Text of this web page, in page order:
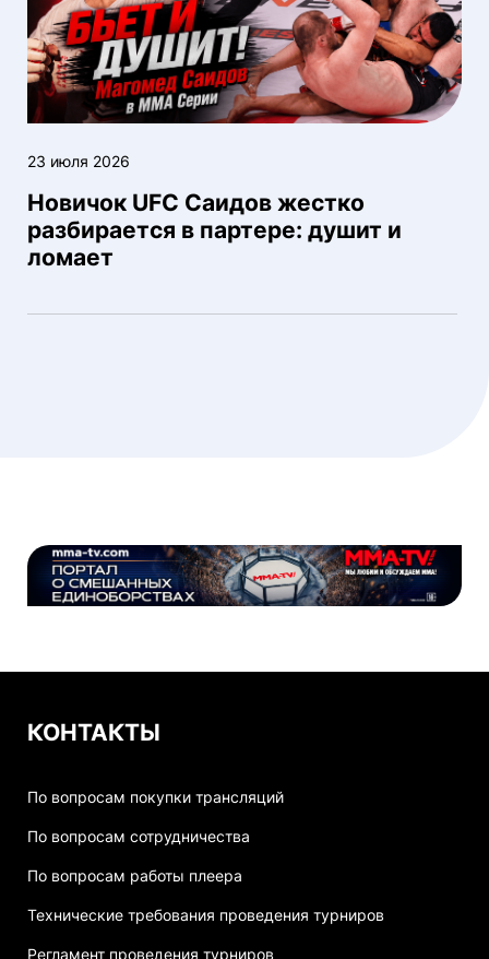
23 июля 2026
Новичок UFC Саидов жестко
разбирается в партере: душит и
ломает
КОНТАКТЫ
По вопросам покупки трансляций
По вопросам сотрудничества
По вопросам работы плеера
Технические требования проведения турниров
Регламент проведения турниров